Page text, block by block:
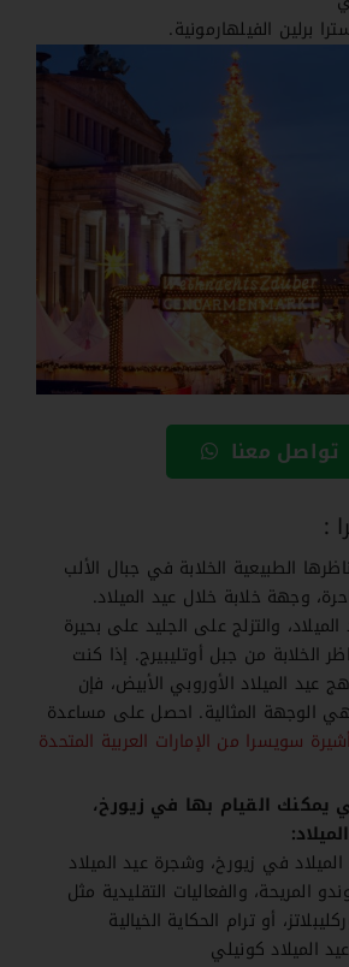
برلين الفيلهارمونية.
تواصل معنا
الطبيعية الخلابة في جبال الألب
وجهة خلابة خلال عيد الميلاد.
والتزلج على الجليد على بحيرة
الخلابة من جبل أوتليبيرج. إذا كنت
عيد الميلاد الأوروبي الأبيض، فإن
الوجهة المثالية. احصل على مساعدة
سويسرا من الإمارات العربية المتحدة
يمكنك القيام بها في زيورخ،
في زيورخ، وشجرة عيد الميلاد
المريحة، والفعاليات التقليدية مثل
أو ترام الحكاية الخيالية
الميلاد كونيلي